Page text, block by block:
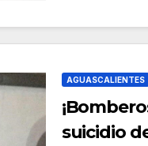
AGUASCALIENTES
suicidio